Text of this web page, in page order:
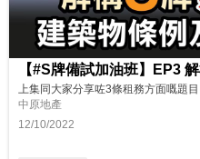
中原地產
12/10/2022